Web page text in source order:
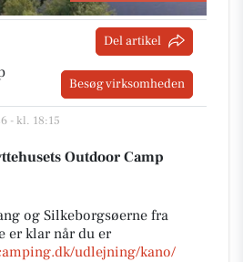
Del artikel
Besøg virksomheden
- kl. 18:15
Outdoor Camp
og Silkeborgsøerne fra
er klar når du er
udlejning/kano/